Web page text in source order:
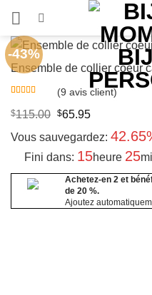
contenu
-43%
Ensemble de collier coeur
sur 5 basé
sur
client
(9 avis client)
$115.00 Original
was:
$65.95Current
is:
Vous sauvegardez:
Fini dans: 15heure 25
Achetez-en 2 et
de 20 %.
Ajoutez